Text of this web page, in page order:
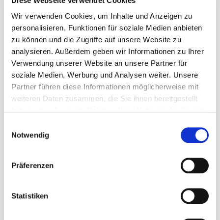
Wir verwenden Cookies, um Inhalte und Anzeigen zu
personalisieren, Funktionen für soziale Medien anbieten
zu können und die Zugriffe auf unsere Website zu
analysieren. Außerdem geben wir Informationen zu Ihrer
Verwendung unserer Website an unsere Partner für
soziale Medien, Werbung und Analysen weiter. Unsere
Partner führen diese Informationen möglicherweise mit
weiteren Daten zusammen, die Sie ihnen bereitgestellt
Notwendig
Präferenzen
Statistiken
Betriebswirtschaftslehre